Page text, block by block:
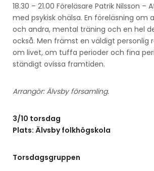
18.30 – 21.00 Föreläsare Patrik Nilsson –
med psykisk ohälsa. En föreläsning om
och andra, mental träning och en hel
också. Men främst en väldigt personlig
om livet, om tuffa perioder och fina
ständigt ovissa framtiden.
Arrangör: Älvsby församling.
3/10 torsdag
Plats: Älvsby folkhögskola
Torsdagsgruppen